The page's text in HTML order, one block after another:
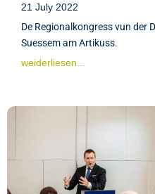
21 July 2022
De Regionalkongress vun der
Suessem am Artikuss.
weiderliesen...